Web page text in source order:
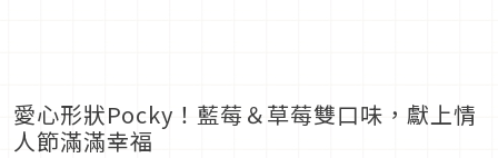
愛心形狀Pocky！藍莓＆草莓雙口味，獻上情
人節滿滿幸福